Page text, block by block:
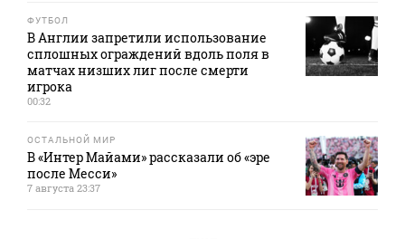
ФУТБОЛ
В Англии запретили использование
сплошных ограждений вдоль поля в
матчах низших лиг после смерти
игрока
00:32
ОСТАЛЬНОЙ МИР
В «Интер Майами» рассказали об «эре
после Месси»
7 августа 23:37